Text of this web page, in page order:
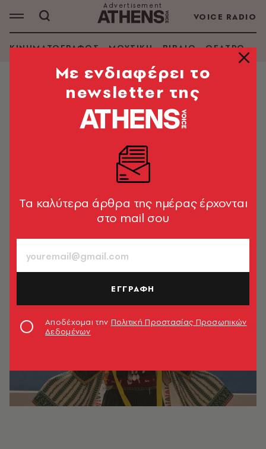
VOICE RADIO
ΚΙΝΗΜΑΤΟΓΡΑΦΟΣ ΜΟΥΣΙΚΗ ΒΙΒΛΙΟ ΘΕΑΤΡΟ -
MORE IN CULTURE
Το Tsoula Festival επιστρέφει: 8
ημέρες γεμάτες εμπειρίες στην
Μουσική, χορός, σινεμά, stand up, γαστρονομία κι
Mε ενδιαφέρει το
newsletter της
Tα καλύτερα άρθρα της ημέρας έρχονται
στο mail σου
ΕΓΓΡΑΦΗ
Αποδέχομαι την Πολιτική Προστασίας Προσωπικών
Δεδομένων